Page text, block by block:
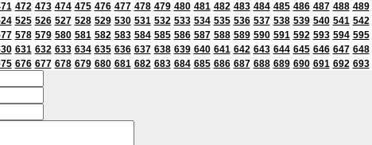
472 473 474 475 476 477 478 479 480 481 482 483 484 485 486 487 488 489
525 526 527 528 529 530 531 532 533 534 535 536 537 538 539 540 541 542
578 579 580 581 582 583 584 585 586 587 588 589 590 591 592 593 594 595
631 632 633 634 635 636 637 638 639 640 641 642 643 644 645 646 647 648
676 677 678 679 680 681 682 683 684 685 686 687 688 689 690 691 692 693